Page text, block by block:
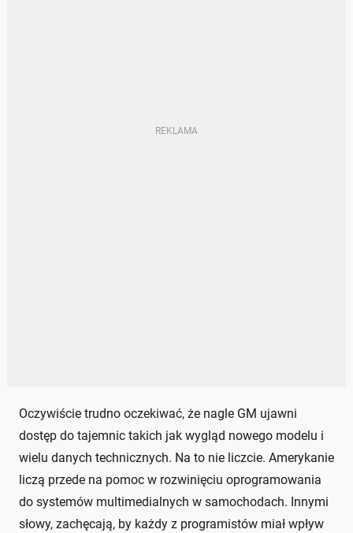
Oczywiście trudno oczekiwać, że nagle GM ujawni
dostęp do tajemnic takich jak wygląd nowego modelu i
wielu danych technicznych. Na to nie liczcie. Amerykanie
liczą przede na pomoc w rozwinięciu oprogramowania
do systemów multimedialnych w samochodach. Innymi
słowy, zachęcają, by każdy z programistów miał wpływ